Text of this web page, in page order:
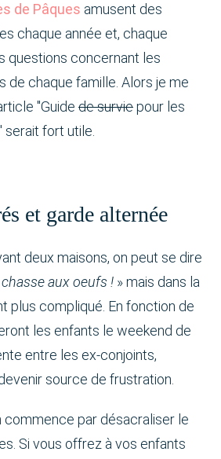
de Pâques amusent des
chaque année et, chaque
questions concernant les
de chaque famille. Alors je me
"Guide de surviepour les
fort utile.
et garde alternée
deux maisons, on peut se dire
aux oeufs ! » mais dans la
plus compliqué. En fonction de
les enfants le weekend de
entre les ex-conjoints,
source de frustration.
commence par désacraliser le
Si vous offrez à vos enfants